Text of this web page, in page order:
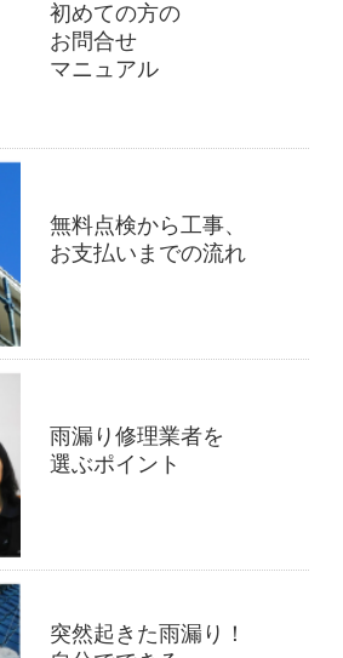
初めての方の
お問合せ
マニュアル
無料点検から工事、
お支払いまでの流れ
雨漏り修理業者を
選ぶポイント
突然起きた雨漏り！